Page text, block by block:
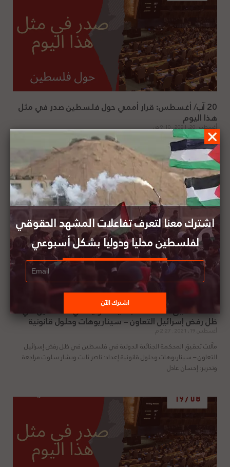
20 آب/ أغسطس: قرار أممي حول فلسطين صدر في مثل
هذا اليوم
أغسطس 20, 2021 9:10 ص
يُقرّر فيه عدم الاعتراف “بالقانون الأساسي” والأعمال الأخرى المماثلة لإسرائيل
التي
مآلات تحقيق المحكمة الجنائية الدولية في فلسطين في
ظل رفض إسرائيل التعاون – سيناريوهات وحلول قانونية
أغسطس 19, 2021
مآلات تحقيق المحكمة الجنائية الدولية في فلسطين في ظل رفض إسرائيل
التعاون – سيناريوهات وحلول قانونية إعداد: ناصر ثابت وبشار سلوت مراجعة
وتحرير: إحسان عادل
اشترك معنا لتعرف تفاعلات المشهد الحقوقي
لفلسطين محليا ودوليا بشكل أسبوعي